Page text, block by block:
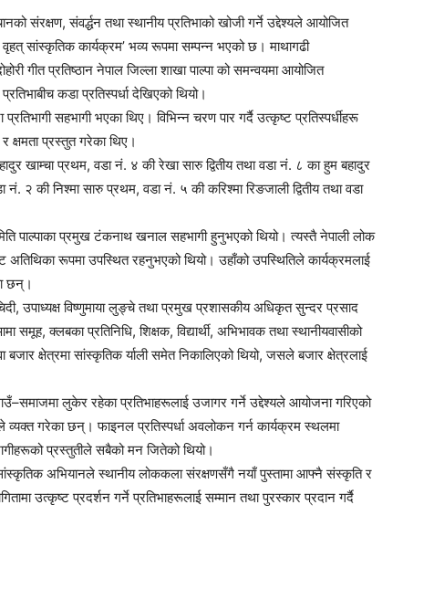
संरक्षण, संवर्द्धन तथा स्थानीय प्रतिभाको खोजी गर्ने उद्देश्यले आयोजित
सांस्कृतिक कार्यक्रम’ भव्य रूपमा सम्पन्न भएको छ। माथागढी
गीत प्रतिष्ठान नेपाल जिल्ला शाखा पाल्पा को समन्वयमा आयोजित
कडा प्रतिस्पर्धा देखिएको थियो।
सहभागी भएका थिए। विभिन्न चरण पार गर्दै उत्कृष्ट प्रतिस्पर्धीहरू
प्रस्तुत गरेका थिए।
खाम्चा प्रथम, वडा नं. ४ की रेखा सारु द्वितीय तथा वडा नं. ८ का हुम बहादुर
२ की निश्मा सारु प्रथम, वडा नं. ५ की करिश्मा रिङजाली द्वितीय तथा वडा
पाल्पाका प्रमुख टंकनाथ खनाल सहभागी हुनुभएको थियो। त्यस्तै नेपाली लोक
अतिथिका रूपमा उपस्थित रहनुभएको थियो। उहाँको उपस्थितिले कार्यक्रमलाई
छन्।
उपाध्यक्ष विष्णुमाया लुङ्चे तथा प्रमुख प्रशासकीय अधिकृत सुन्दर प्रसाद
समूह, क्लबका प्रतिनिधि, शिक्षक, विद्यार्थी, अभिभावक तथा स्थानीयवासीको
क्षेत्रमा सांस्कृतिक र्याली समेत निकालिएको थियो, जसले बजार क्षेत्रलाई
लुकेर रहेका प्रतिभाहरूलाई उजागर गर्ने उद्देश्यले आयोजना गरिएको
व्यक्त गरेका छन्। फाइनल प्रतिस्पर्धा अवलोकन गर्न कार्यक्रम स्थलमा
प्रस्तुतीले सबैको मन जितेको थियो।
अभियानले स्थानीय लोककला संरक्षणसँगै नयाँ पुस्तामा आफ्नै संस्कृति र
उत्कृष्ट प्रदर्शन गर्ने प्रतिभाहरूलाई सम्मान तथा पुरस्कार प्रदान गर्दै